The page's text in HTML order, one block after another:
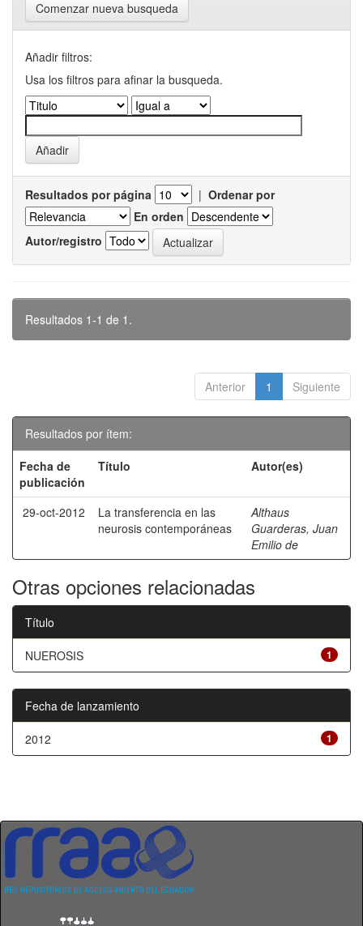
Comenzar nueva busqueda
Añadir filtros:
Usa los filtros para afinar la busqueda.
Resultados por página | Ordenar por
En orden
Autor/registro
Resultados 1-1 de 1.
Anterior 1 Siguiente
Resultados por ítem:
Fecha de
publicación
Título Autor(es)
29-oct-2012
La transferencia en las
neurosis contemporáneas
Althaus
Guarderas, Juan
Emilio de
Otras opciones relacionadas
Título
1
NUEROSIS
Fecha de lanzamiento
1
2012